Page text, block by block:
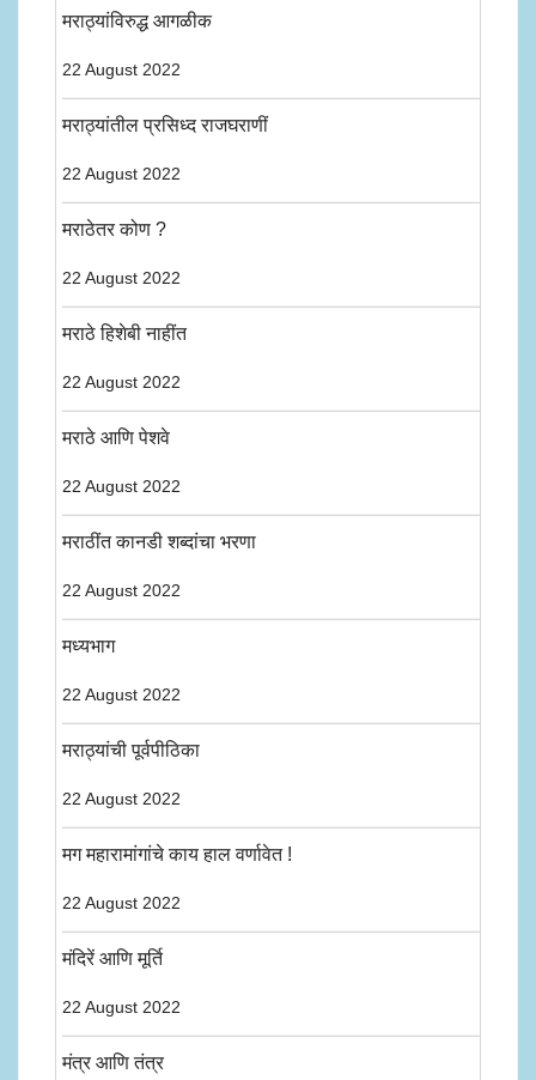
मराठ्यांविरुद्ध आगळीक
22 August 2022
मराठ्यांतील प्रसिध्द राजघराणीं
22 August 2022
मराठेतर कोण ?
22 August 2022
मराठे हिशेबी नाहींत
22 August 2022
मराठे आणि पेशवे
22 August 2022
मराठींत कानडी शब्दांचा भरणा
22 August 2022
मध्यभाग
22 August 2022
मराठ्यांची पूर्वपीठिका
22 August 2022
मग महारामांगांचे काय हाल वर्णावेत !
22 August 2022
मंदिरें आणि मूर्ति
22 August 2022
मंत्र आणि तंत्र